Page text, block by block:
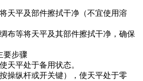
天平及部件擦拭干净（不宜使用溶
布等将天平及其部件擦拭干净，确保
要步骤
天平处于备用状态。
操纵杆或开关键），使天平处于零